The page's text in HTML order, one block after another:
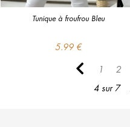
Tunique à froufrou Bleu
5.99 €
1
2
4 sur 7